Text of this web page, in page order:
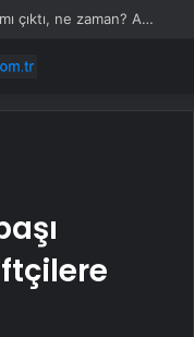
KAŞ’TA SON DAKİKA: Kaş’ta yangın mı çıktı, ne zaman? Antalya Kaş yangın olayı nedir?